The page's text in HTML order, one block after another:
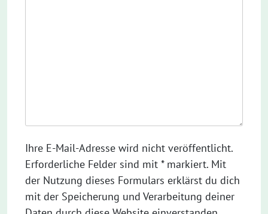
Ihre E-Mail-Adresse wird nicht veröffentlicht.
Erforderliche Felder sind mit * markiert. Mit
der Nutzung dieses Formulars erklärst du dich
mit der Speicherung und Verarbeitung deiner